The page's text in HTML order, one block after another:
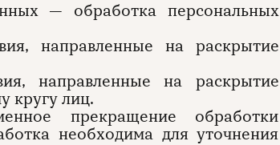
— обработка персональных
направленные на раскрытие
направленные на раскрытие
кругу лиц.
прекращение обработки
необходима для уточнения